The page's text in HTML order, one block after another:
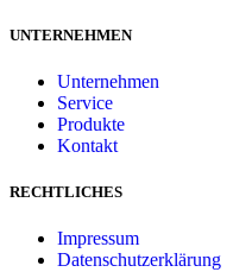
UNTERNEHMEN
Unternehmen
Service
Produkte
Kontakt
RECHTLICHES
Impressum
Datenschutzerklärung